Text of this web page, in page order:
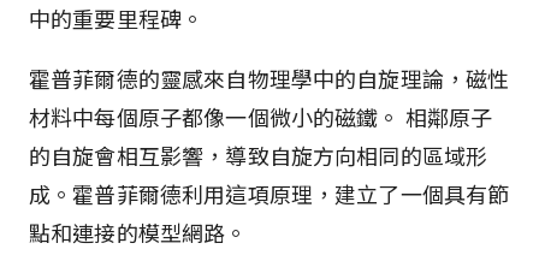
中的重要里程碑。
霍普菲爾德的靈感來自物理學中的自旋理論，磁性
材料中每個原子都像一個微小的磁鐵。 相鄰原子
的自旋會相互影響，導致自旋方向相同的區域形
成。霍普菲爾德利用這項原理，建立了一個具有節
點和連接的模型網路。